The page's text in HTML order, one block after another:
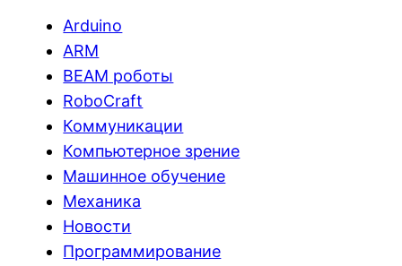
Arduino
ARM
BEAM роботы
RoboCraft
Коммуникации
Компьютерное зрение
Машинное обучение
Механика
Новости
Программирование